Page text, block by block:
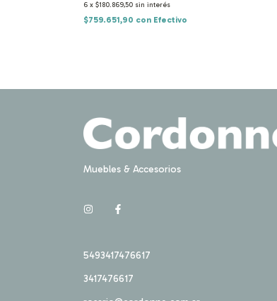
6 x $180.869,50 sin interés
$759.651,90 con Efectivo
Muebles & Accesorios
5493417476617
3417476617